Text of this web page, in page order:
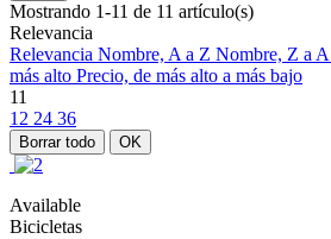
Mostrando 1-11 de 11 artículo(s)
Relevancia
Relevancia Nombre, A a Z Nombre, Z a A
más alto Precio, de más alto a más bajo
11
12 24 36
Borrar todo OK
Available
Bicicletas